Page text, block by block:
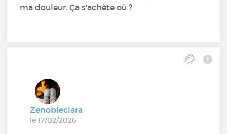
ma douleur. Ça s'achète où ?
Zenobieclara
le 17/02/2026